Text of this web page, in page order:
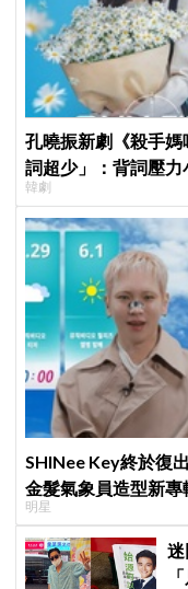
孔曉振新劇《殺手
詞超少」：背詞壓力
韓劇
SHINee Key終於復
金髮氣象員造型新
明星